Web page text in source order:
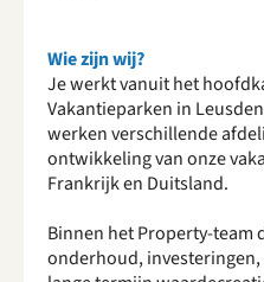
Wie zijn wij?
Je werkt vanuit het
Vakantieparken in
werken verschillende
ontwikkeling van onze
Frankrijk en Duitsland.
Binnen het Property-team
onderhoud,